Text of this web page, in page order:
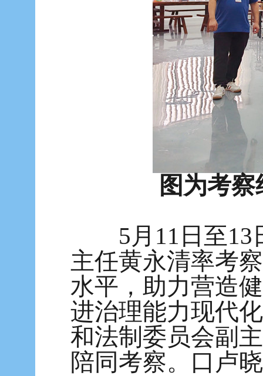
图为考
5月11日至
主任黄永清率考
水平，助力营造
进治理能力现代
和法制委员会副
陪同考察。 口卢